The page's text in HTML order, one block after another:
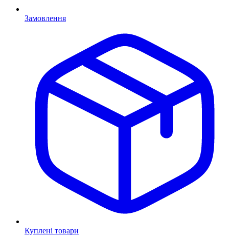
Замовлення
Куплені товари